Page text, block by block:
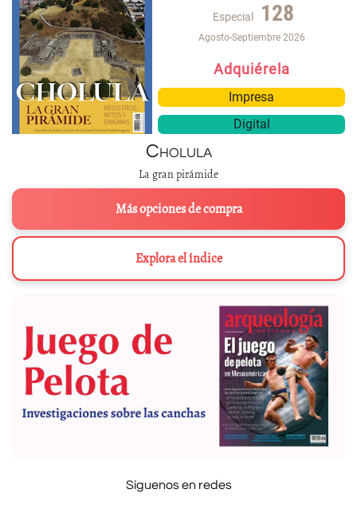
Especial 128
Agosto-Septiembre 2026
Adquiérela
Impresa
Digital
Cholula
La gran pirámide
Más opciones de compra
Explora el índice
Síguenos en redes